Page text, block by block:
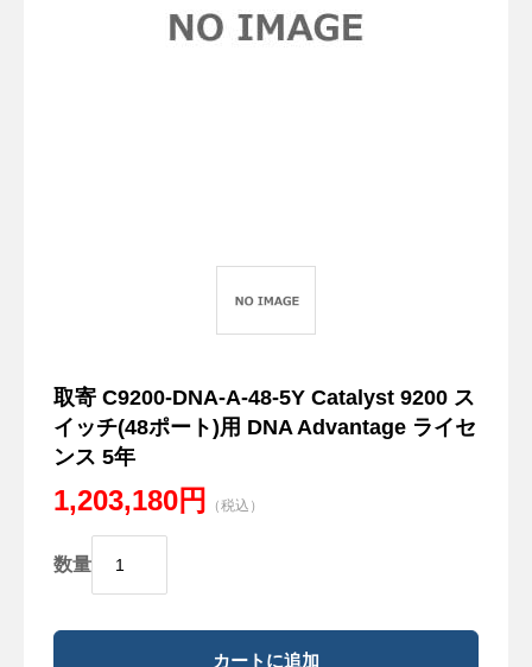
取寄 C9200-DNA-A-48-5Y Catalyst 9200 ス
イッチ(48ポート)用 DNA Advantage ライセ
ンス 5年
1,203,180円 （税込）
数量